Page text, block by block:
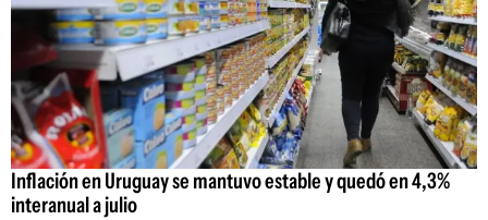
Inflación en Uruguay se mantuvo estable y quedó en 4,3%
interanual a julio